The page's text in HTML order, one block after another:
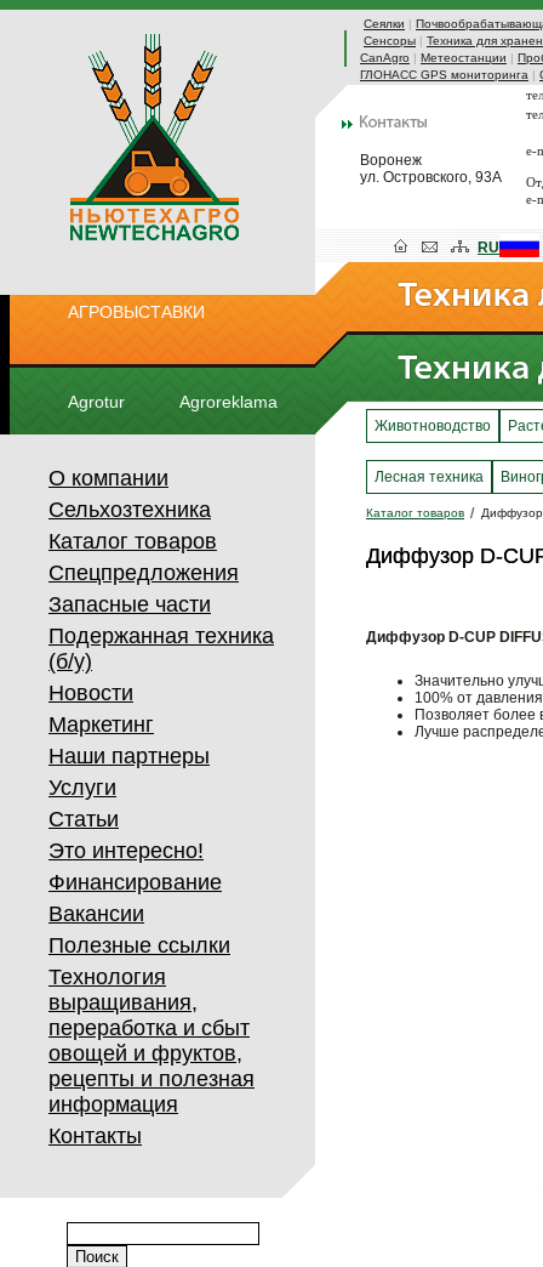
Сеялки |
Сенсоры | Техника для
CanAgro | Метеостанции |
ГЛОНАСС GPS мониторинга |
Воронеж
ул. Островского, 93А
e-
e-
АГРОВЫСТАВКИ
Agrotur Agroreklama
RU
О компании
Сельхозтехника
Каталог товаров
Спецпредложения
Запасные части
Подержанная техника
(б/у)
Новости
Маркетинг
Наши партнеры
Услуги
Статьи
Это интересно!
Финансирование
Вакансии
Полезные ссылки
Технология
выращивания,
переработка и сбыт
овощей и фруктов,
рецепты и полезная
информация
Контакты
Животноводство
Лесная техника
Каталог товаров Диффузор
Диффузор D-
Диффузор D-
Диффузор D-CUP
Значительно
100% от
Позволяет более
Лучше